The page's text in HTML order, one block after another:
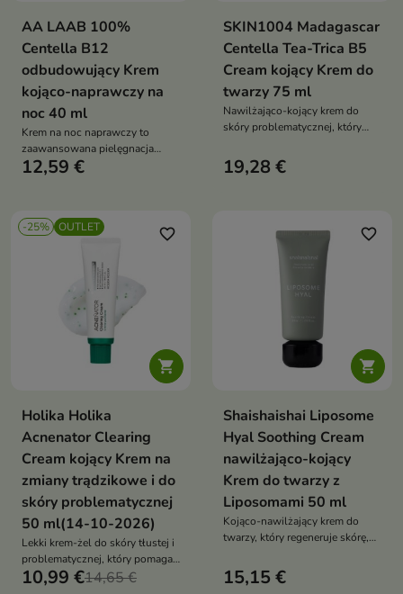
AA LAAB 100%
Centella B12
odbudowujący Krem
kojąco-naprawczy na
noc 40 ml
Krem na noc naprawczy to
zaawansowana pielęgnacja
nowej generacji przeznaczona
podrażnienia. Formuła wspiera
regenerację, wygładzenie oraz
redukcję oznak starzenia,
zapewniając skórze odżywienie,
komfort i aksamitną miękkość
12,59 €
SKIN1004 Madagascar
Centella Tea-Trica B5
Cream kojący Krem do
twarzy 75 ml
Nawilżająco-kojący krem do
skóry problematycznej, który
ochronną skóry, łagodzi
podrażnienia i ograniczać
19,28 €
-25% OUTLET

favorite_border
Holika Holika
Acnenator Clearing
Cream kojący Krem na
zmiany trądzikowe i do
skóry problematycznej
50 ml(14-10-2026)
Lekki krem-żel do skóry tłustej i
problematycznej, który pomaga
regulować sebum, wspiera
10,99 €14,65 €

favorite_border
Shaishaishai Liposome
Hyal Soothing Cream
nawilżająco-kojący
Krem do twarzy z
Liposomami 50 ml
Kojąco-nawilżający krem do
twarzy, który regeneruje skórę,
hydrolipidową i zapewnia
długotrwały komfort
15,15 €